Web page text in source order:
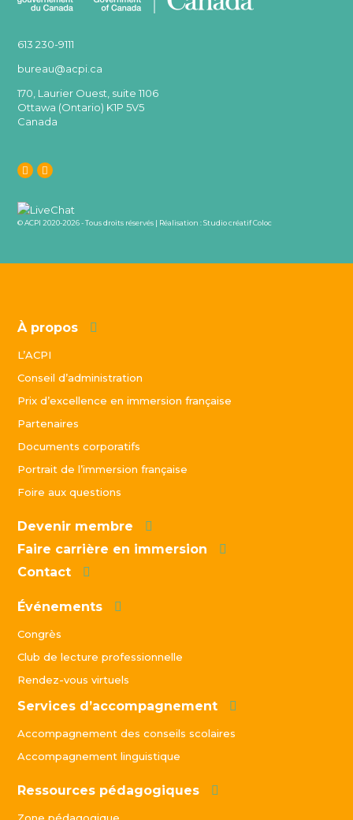
613 230-9111
bureau@acpi.ca
170, Laurier Ouest, suite 1106
Ottawa (Ontario) K1P 5V5
Canada
© ACPI 2020-2026 - Tous droits réservés | Réalisation :Studio créatif Coloc
À propos
L’ACPI
Conseil d’administration
Prix d’excellence en immersion française
Partenaires
Documents corporatifs
Portrait de l’immersion française
Foire aux questions
Devenir membre
Faire carrière en immersion
Contact
Événements
Congrès
Club de lecture professionnelle
Rendez-vous virtuels
Services d’accompagnement
Accompagnement des conseils scolaires
Accompagnement linguistique
Ressources pédagogiques